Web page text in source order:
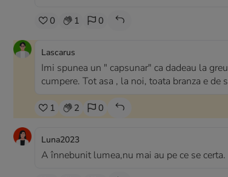
0 1 0
Lascarus
Imi spunea un " capsunar" ca dadeau la
cumpere. Tot asa , la noi, toata branza e de
1 2 0
Luna2023
A înnebunit lumea,nu mai au pe ce se certa.